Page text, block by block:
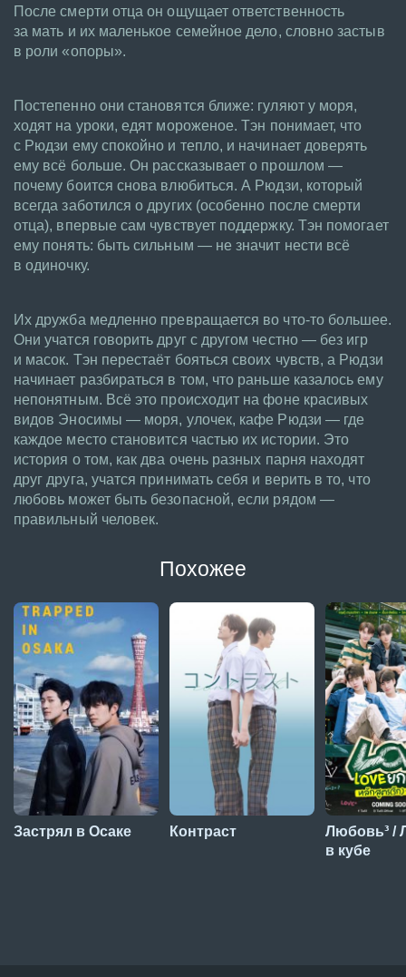
После смерти отца он ощущает ответственность
за мать и их маленькое семейное дело, словно застыв
в роли «опоры».
Постепенно они становятся ближе: гуляют у моря,
ходят на уроки, едят мороженое. Тэн понимает, что
с Рюдзи ему спокойно и тепло, и начинает доверять
ему всё больше. Он рассказывает о прошлом —
почему боится снова влюбиться. А Рюдзи, который
всегда заботился о других (особенно после смерти
отца), впервые сам чувствует поддержку. Тэн помогает
ему понять: быть сильным — не значит нести всё
в одиночку.
Их дружба медленно превращается во что-то большее.
Они учатся говорить друг с другом честно — без игр
и масок. Тэн перестаёт бояться своих чувств, а Рюдзи
начинает разбираться в том, что раньше казалось ему
непонятным. Всё это происходит на фоне красивых
видов Эносимы — моря, улочек, кафе Рюдзи — где
каждое место становится частью их истории. Это
история о том, как два очень разных парня находят
друг друга, учатся принимать себя и верить в то, что
любовь может быть безопасной, если рядом —
правильный человек.
Похожее
Застрял в Осаке Контраст
Любовь³ /
в кубе